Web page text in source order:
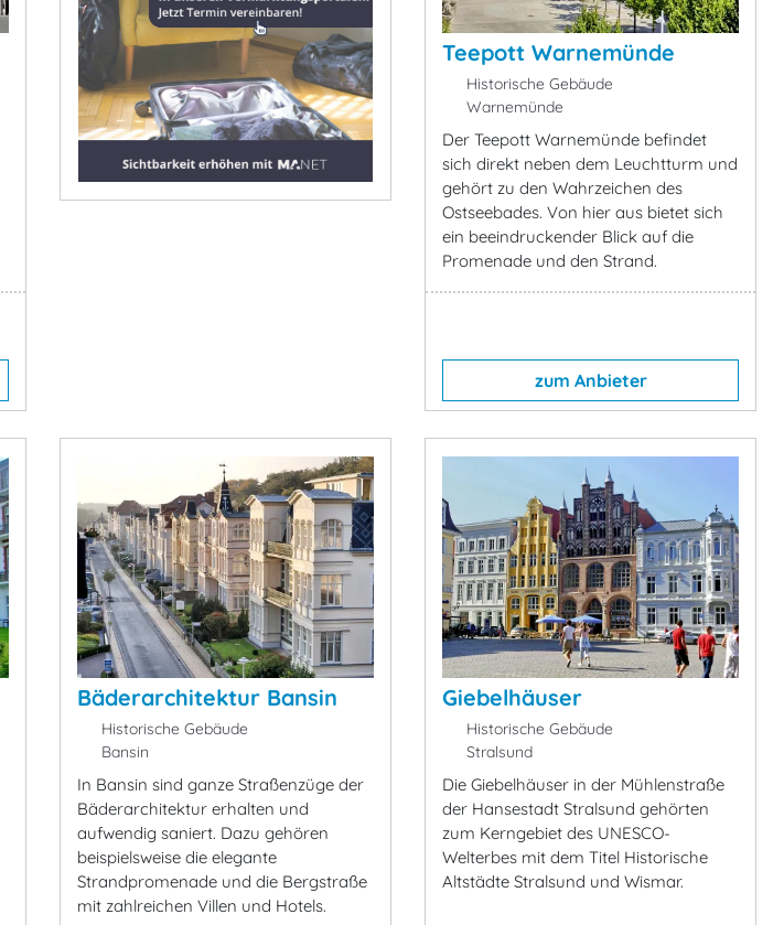
Teepott Warnemünde
Historische Gebäude
Warnemünde
Der Teepott Warnemünde befindet
sich direkt neben dem Leuchtturm und
gehört zu den Wahrzeichen des
Ostseebades. Von hier aus bietet sich
ein beeindruckender Blick auf die
Promenade und den Strand.
zum Anbieter
Bäderarchitektur Bansin
Historische Gebäude
Bansin
In Bansin sind ganze Straßenzüge der
Bäderarchitektur erhalten und
aufwendig saniert. Dazu gehören
beispielsweise die elegante
Strandpromenade und die Bergstraße
mit zahlreichen Villen und Hotels.
Giebelhäuser
Historische Gebäude
Stralsund
Die Giebelhäuser in der Mühlenstraße
der Hansestadt Stralsund gehörten
zum Kerngebiet des UNESCO-
Welterbes mit dem Titel Historische
Altstädte Stralsund und Wismar.